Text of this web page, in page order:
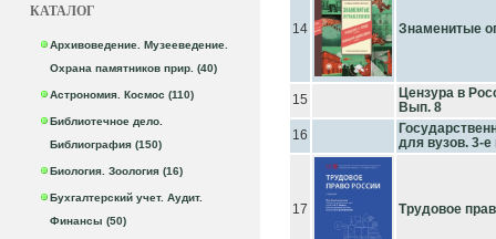
КАТАЛОГ
Архивоведение. Музееведение.
Охрана памятников прир. (40)
Астрономия. Космос (110)
Библиотечное дело.
Библиография (150)
Биология. Зоология (16)
Бухгалтерский учет. Аудит.
Финансы (50)
14 Знаменитые
15
Цензура в
Вып. 8
16
для вузов. 3-е
17 Трудовое